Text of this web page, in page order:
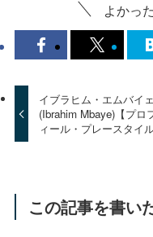
よかっ
イブラヒム・エムバイェ
(Ibrahim Mbaye)【プロ
ィール・プレースタイル
この記事を書い